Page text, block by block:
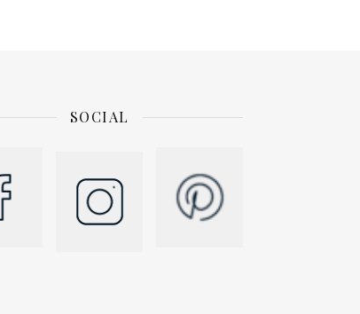
SOCIAL